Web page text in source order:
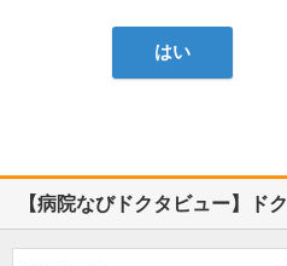
はい
【病院なびドクタビュー】ド